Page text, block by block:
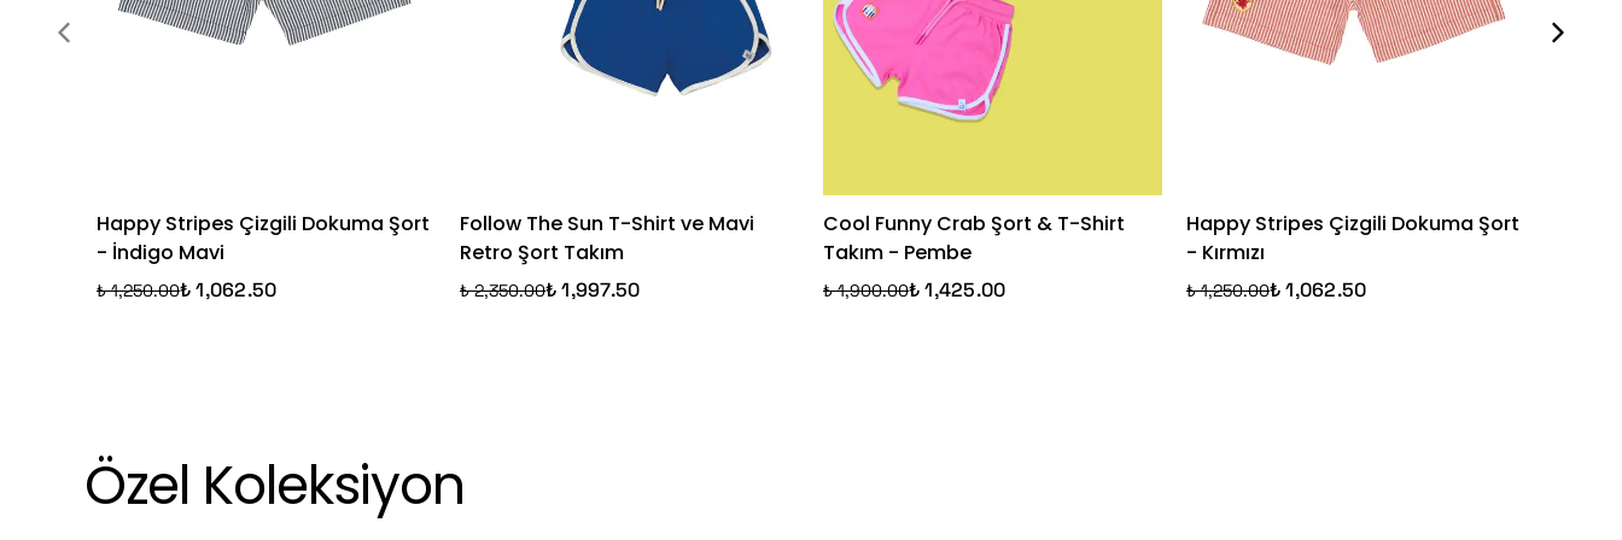
Happy Stripes Çizgili Dokuma Şort
- İndigo Mavi
₺ 1,250.00₺ 1,062.50
Follow The Sun T-Shirt ve Mavi
Retro Şort Takım
₺ 2,350.00₺ 1,997.50
Cool Funny Crab Şort & T-Shirt
Takım - Pembe
₺ 1,900.00₺ 1,425.00
Happy Stripes Çizgili Dokuma Şort
- Kırmızı
₺ 1,250.00₺ 1,062.50
Özel Koleksiyon